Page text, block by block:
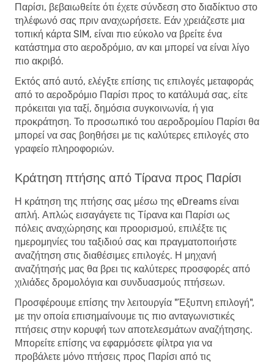
Παρίσι, βεβαιωθείτε ότι έχετε σύνδεση στο διαδίκτυο στο
τηλέφωνό σας πριν αναχωρήσετε. Εάν χρειάζεστε μια
τοπική κάρτα SIM, είναι πιο εύκολο να βρείτε ένα
κατάστημα στο αεροδρόμιο, αν και μπορεί να είναι λίγο
πιο ακριβό.
Εκτός από αυτό, ελέγξτε επίσης τις επιλογές μεταφοράς
από το αεροδρόμιο Παρίσι προς το κατάλυμά σας, είτε
πρόκειται για ταξί, δημόσια συγκοινωνία, ή για
προκράτηση. Το προσωπικό του αεροδρομίου Παρίσι θα
μπορεί να σας βοηθήσει με τις καλύτερες επιλογές στο
γραφείο πληροφοριών.
Κράτηση πτήσης από Τίρανα προς Παρίσι
Η κράτηση της πτήσης σας μέσω της eDreams είναι
απλή. Απλώς εισαγάγετε τις Τίρανα και Παρίσι ως
πόλεις αναχώρησης και προορισμού, επιλέξτε τις
ημερομηνίες του ταξιδιού σας και πραγματοποιήστε
αναζήτηση στις διαθέσιμες επιλογές. Η μηχανή
αναζήτησής μας θα βρει τις καλύτερες προσφορές από
χιλιάδες δρομολόγια και συνδυασμούς πτήσεων.
Προσφέρουμε επίσης την λειτουργία "Έξυπνη επιλογή",
με την οποία επισημαίνουμε τις πιο ανταγωνιστικές
πτήσεις στην κορυφή των αποτελεσμάτων αναζήτησης.
Μπορείτε επίσης να εφαρμόσετε φίλτρα για να
προβάλετε μόνο πτήσεις προς Παρίσι από τις